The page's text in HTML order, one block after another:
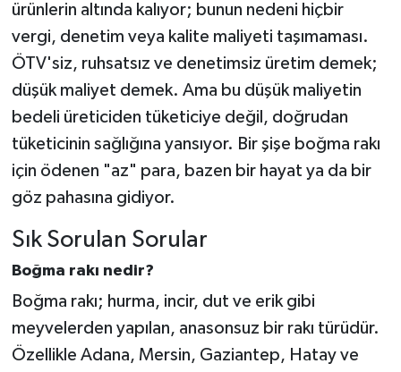
ürünlerin altında kalıyor; bunun nedeni hiçbir
vergi, denetim veya kalite maliyeti taşımaması.
ÖTV'siz, ruhsatsız ve denetimsiz üretim demek;
düşük maliyet demek. Ama bu düşük maliyetin
bedeli üreticiden tüketiciye değil, doğrudan
tüketicinin sağlığına yansıyor. Bir şişe boğma rakı
için ödenen "az" para, bazen bir hayat ya da bir
göz pahasına gidiyor.
Sık Sorulan Sorular
Boğma rakı nedir?
Boğma rakı; hurma, incir, dut ve erik gibi
meyvelerden yapılan, anasonsuz bir rakı türüdür.
Özellikle Adana, Mersin, Gaziantep, Hatay ve